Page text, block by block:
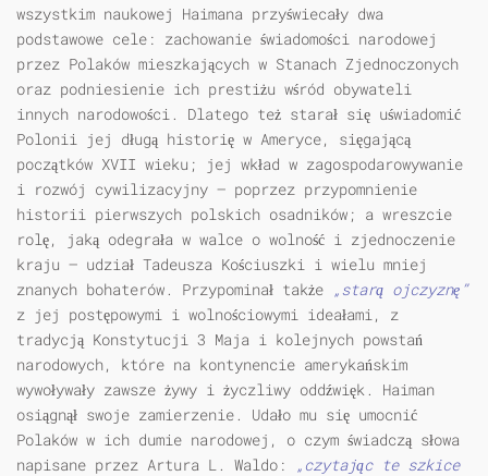
wszystkim naukowej Haimana przyświecały dwa
podstawowe cele: zachowanie świadomości narodowej
przez Polaków mieszkających w Stanach Zjednoczonych
oraz podniesienie ich prestiżu wśród obywateli
innych narodowości. Dlatego też starał się uświadomić
Polonii jej długą historię w Ameryce, sięgającą
początków XVII wieku; jej wkład w zagospodarowywanie
i rozwój cywilizacyjny – poprzez przypomnienie
historii pierwszych polskich osadników; a wreszcie
rolę, jaką odegrała w walce o wolność i zjednoczenie
kraju – udział Tadeusza Kościuszki i wielu mniej
znanych bohaterów. Przypominał także „starą ojczyznę”
z jej postępowymi i wolnościowymi ideałami, z
tradycją Konstytucji 3 Maja i kolejnych powstań
narodowych, które na kontynencie amerykańskim
wywoływały zawsze żywy i życzliwy oddźwięk. Haiman
osiągnął swoje zamierzenie. Udało mu się umocnić
Polaków w ich dumie narodowej, o czym świadczą słowa
napisane przez Artura L. Waldo:
„czytając te szkice